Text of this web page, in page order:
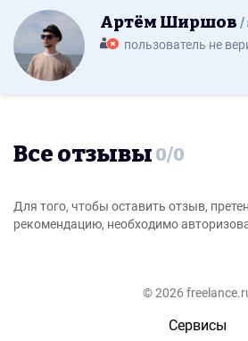
Артём Ширшов
пользователь не
Все отзывы 0/0
Для того, чтобы оставить отзыв,
рекомендацию, необходимо
© 2026
Сервисы